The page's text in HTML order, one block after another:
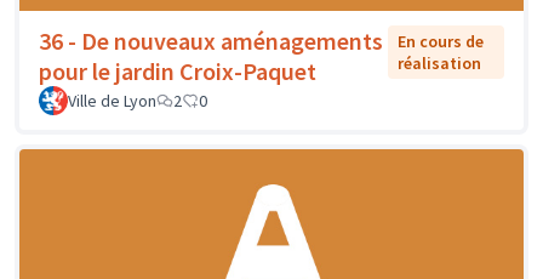
36 - De nouveaux aménagements
pour le jardin Croix-Paquet
En cours de
réalisation
Ville de Lyon
2 0